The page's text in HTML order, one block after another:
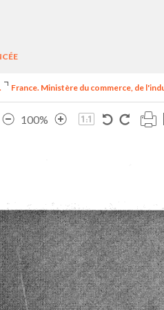
France. Ministère du commerce, de
100%